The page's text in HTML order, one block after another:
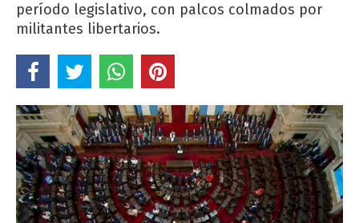
período legislativo, con palcos colmados por
militantes libertarios.